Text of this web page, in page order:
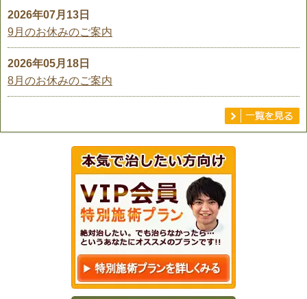
2026年07月13日
9月のお休みのご案内
2026年05月18日
8月のお休みのご案内